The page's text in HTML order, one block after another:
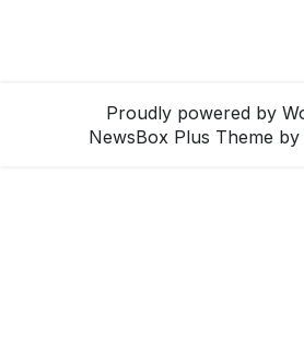
Proudly powered by
NewsBox Plus Theme by